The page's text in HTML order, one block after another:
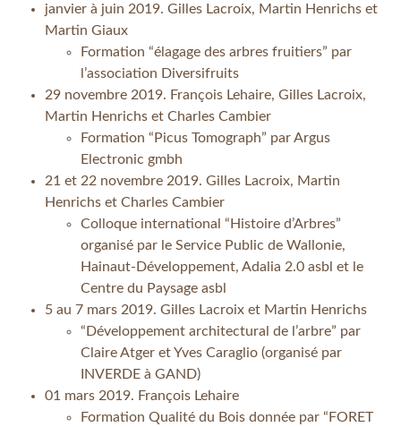
janvier à juin 2019. Gilles Lacroix, Martin Henrichs et
Martin Giaux
Formation “élagage des arbres fruitiers” par
l’association Diversifruits
29 novembre 2019. François Lehaire, Gilles Lacroix,
Martin Henrichs et Charles Cambier
Formation “Picus Tomograph” par Argus
Electronic gmbh
21 et 22 novembre 2019. Gilles Lacroix, Martin
Henrichs et Charles Cambier
Colloque international “Histoire d’Arbres”
organisé par le Service Public de Wallonie,
Hainaut-Développement, Adalia 2.0 asbl et le
Centre du Paysage asbl
5 au 7 mars 2019. Gilles Lacroix et Martin Henrichs
“Développement architectural de l’arbre” par
Claire Atger et Yves Caraglio (organisé par
INVERDE à GAND)
01 mars 2019. François Lehaire
Formation Qualité du Bois donnée par “FORET